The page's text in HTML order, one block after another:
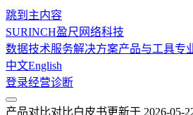
跳到主内容
SURINCH盈尺网络科技
数据技术服务解决方案产品与工具专
中文English
登录经营诊断
产品对比对比白皮书更新于 2026-05-